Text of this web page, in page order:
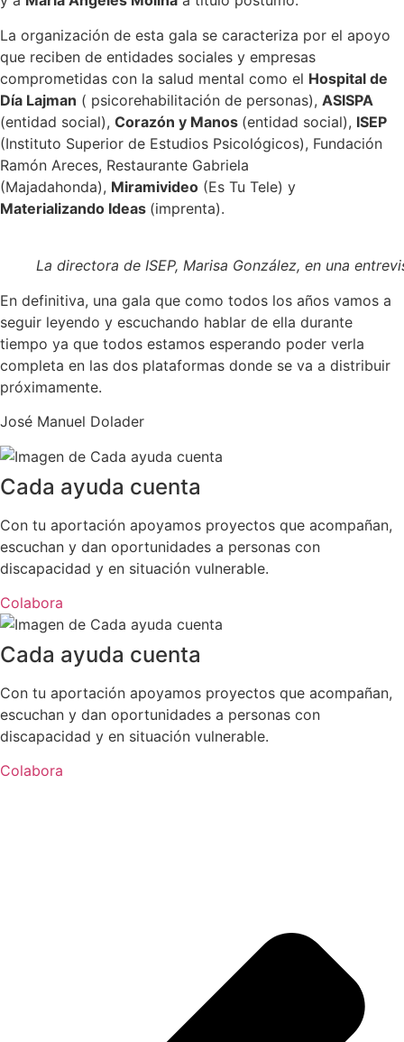
La organización de esta gala se caracteriza por el apoyo
que reciben de entidades sociales y empresas
comprometidas con la salud mental como el Hospital de
Día Lajman ( psicorehabilitación de personas), ASISPA
(entidad social), Corazón y Manos (entidad social), ISEP
(Instituto Superior de Estudios Psicológicos), Fundación
Ramón Areces, Restaurante Gabriela
(Majadahonda), Miramivideo (Es Tu Tele) y
Materializando Ideas (imprenta).
La directora de ISEP, Marisa González, en una
En definitiva, una gala que como todos los años vamos a
seguir leyendo y escuchando hablar de ella durante
tiempo ya que todos estamos esperando poder verla
completa en las dos plataformas donde se va a distribuir
próximamente.
José Manuel Dolader
Cada ayuda cuenta
Con tu aportación apoyamos proyectos que acompañan,
escuchan y dan oportunidades a personas con
discapacidad y en situación vulnerable.
Colabora
Cada ayuda cuenta
Con tu aportación apoyamos proyectos que acompañan,
escuchan y dan oportunidades a personas con
discapacidad y en situación vulnerable.
Colabora